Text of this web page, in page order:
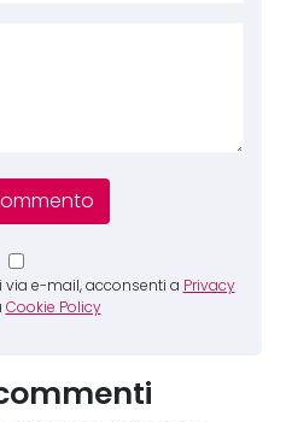
e-mail, acconsenti a Privacy
Cookie Policy